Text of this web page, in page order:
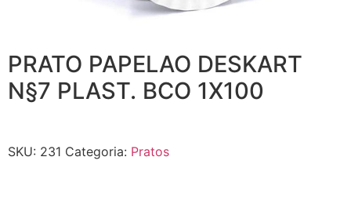
PRATO PAPELAO DESKART
N§7 PLAST. BCO 1X100
SKU: 231 Categoria: Pratos